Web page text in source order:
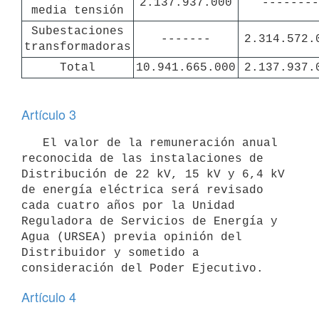
media tensión
Subestaciones
transformadoras
-------
Total 10.941.665.000
Artículo 3
reconocida de las instalaciones de
Distribución de 22 kV, 15 kV y 6,4 kV
de energía eléctrica será revisado
cada cuatro años por la Unidad
Reguladora de Servicios de Energía y
Agua (URSEA) previa opinión del
Distribuidor y sometido a
Artículo 4